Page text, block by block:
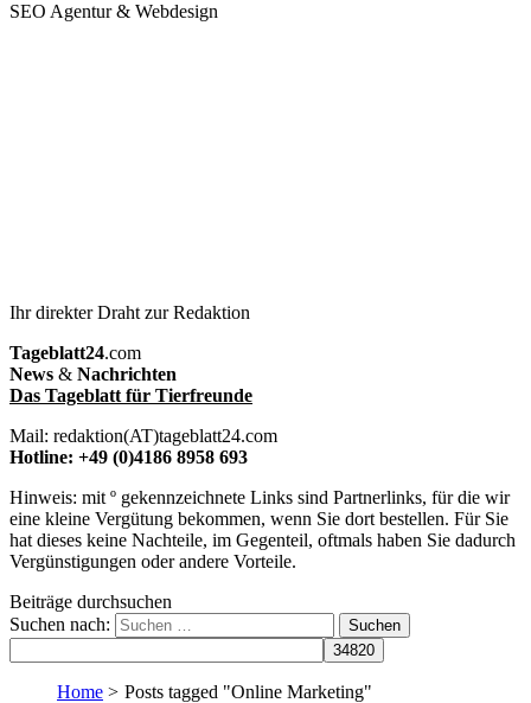
SEO Agentur & Webdesign
Ihr direkter Draht zur Redaktion
Tageblatt24.com
News & Nachrichten
Das Tageblatt für Tierfreunde
Mail: redaktion(AT)tageblatt24.com
Hotline: +49 (0)4186 8958 693
Hinweis: mit º gekennzeichnete Links sind Partnerlinks, für die wir
eine kleine Vergütung bekommen, wenn Sie dort bestellen. Für Sie
hat dieses keine Nachteile, im Gegenteil, oftmals haben Sie dadurch
Vergünstigungen oder andere Vorteile.
Beiträge durchsuchen
Suchen nach:
Home > Posts tagged "Online Marketing"